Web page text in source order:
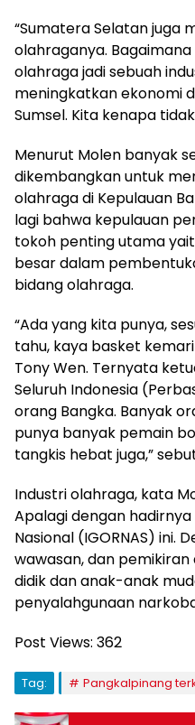
“Sumatera Selatan juga
olahraganya.
olahraga jadi sebuah
meningkatkan ekonomi
Sumsel. Kita kenapa
Menurut Molen banyak
dikembangkan untuk
olahraga di Kepulauan
lagi bahwa kepulauan
tokoh penting utama
besar dalam
bidang olahraga.
“Ada yang kita punya,
tahu, kaya basket
Tony Wen. Ternyata
Seluruh Indonesia
orang Bangka. Banyak
punya banyak pemain
tangkis hebat juga,”
Industri olahraga, kata
Apalagi dengan
Nasional (IGORNAS) ini.
wawasan, dan
didik dan anak-anak
penyalahgunaan
Post Views: 362
Tag: Pangkalpinang